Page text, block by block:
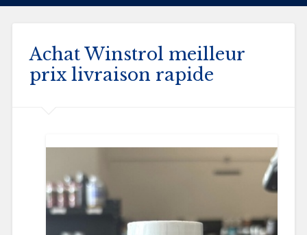
Achat Winstrol meilleur
prix livraison rapide